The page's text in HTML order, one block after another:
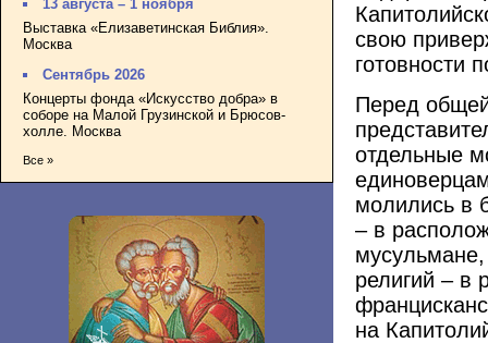
13 августа – 1 ноября
Выставка «Елизаветинская Библия».
Москва
Сентябрь 2026
Концерты фонда «Искусство добра» в
соборе на Малой Грузинской и Брюсов-
холле. Москва
Все »
свою
готовности
Перед
отдельные
молились в
– в
мусульмане,
религий – в
на